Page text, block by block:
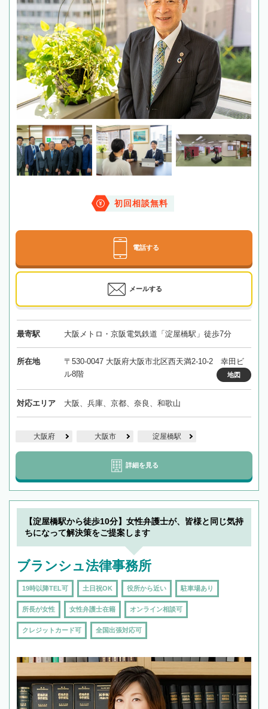
初回相談無料
電話する
メールする
最寄駅 大阪メトロ・京阪電気鉄道「淀屋橋駅」徒歩7分
所在地
〒530-0047 大阪府大阪市北区西天満2-10-2 幸田ビ
ル8階
地図
対応エリア 大阪、兵庫、京都、奈良、和歌山
大阪府 大阪市 淀屋橋駅
詳細を見る
【淀屋橋駅から徒歩10分】女性弁護士が、皆様と同じ気持
ちになって解決策をご提案します
ブランシュ法律事務所
19時以降TEL可 土日祝OK 役所から近い 駐車場あり
所長が女性 女性弁護士在籍 オンライン相談可
クレジットカード可 全国出張対応可